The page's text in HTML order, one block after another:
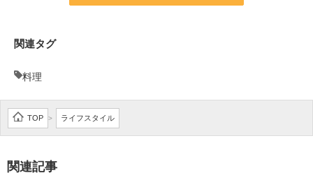
電子設計の基本と応用
関連タグ
料理
TOP > ライフスタイル
関連記事